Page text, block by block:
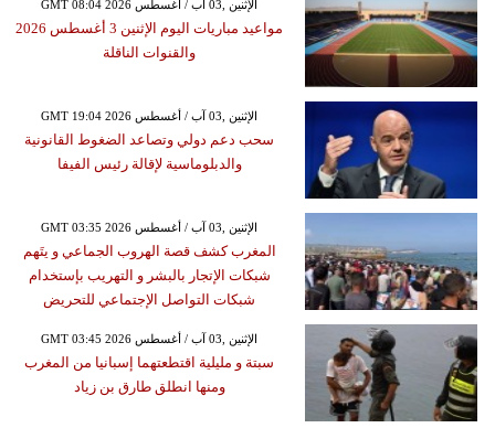
GMT 08:04 2026 الإثنين ,03 آب / أغسطس
مواعيد مباريات اليوم الإثنين 3 أغسطس 2026
والقنوات الناقلة
GMT 19:04 2026 الإثنين ,03 آب / أغسطس
سحب دعم دولي وتصاعد الضغوط القانونية
والدبلوماسية لإقالة رئيس الفيفا
GMT 03:35 2026 الإثنين ,03 آب / أغسطس
المغرب كشف قصة الهروب الجماعي و يتَهم
شبكات الإتجار بالبشر و التهريب بإستخدام
شبكات التواصل الإجتماعي للتحريض
GMT 03:45 2026 الإثنين ,03 آب / أغسطس
سبتة و مليلية اقتطعتهما إسبانيا من المغرب
ومنها انطلق طارق بن زياد